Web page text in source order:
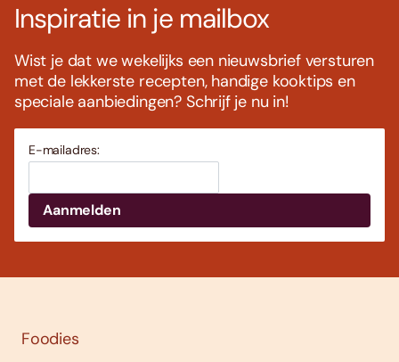
Inspiratie in je mailbox
Wist je dat we wekelijks een nieuwsbrief versturen
met de lekkerste recepten, handige kooktips en
speciale aanbiedingen? Schrijf je nu in!
E-mailadres:
Foodies